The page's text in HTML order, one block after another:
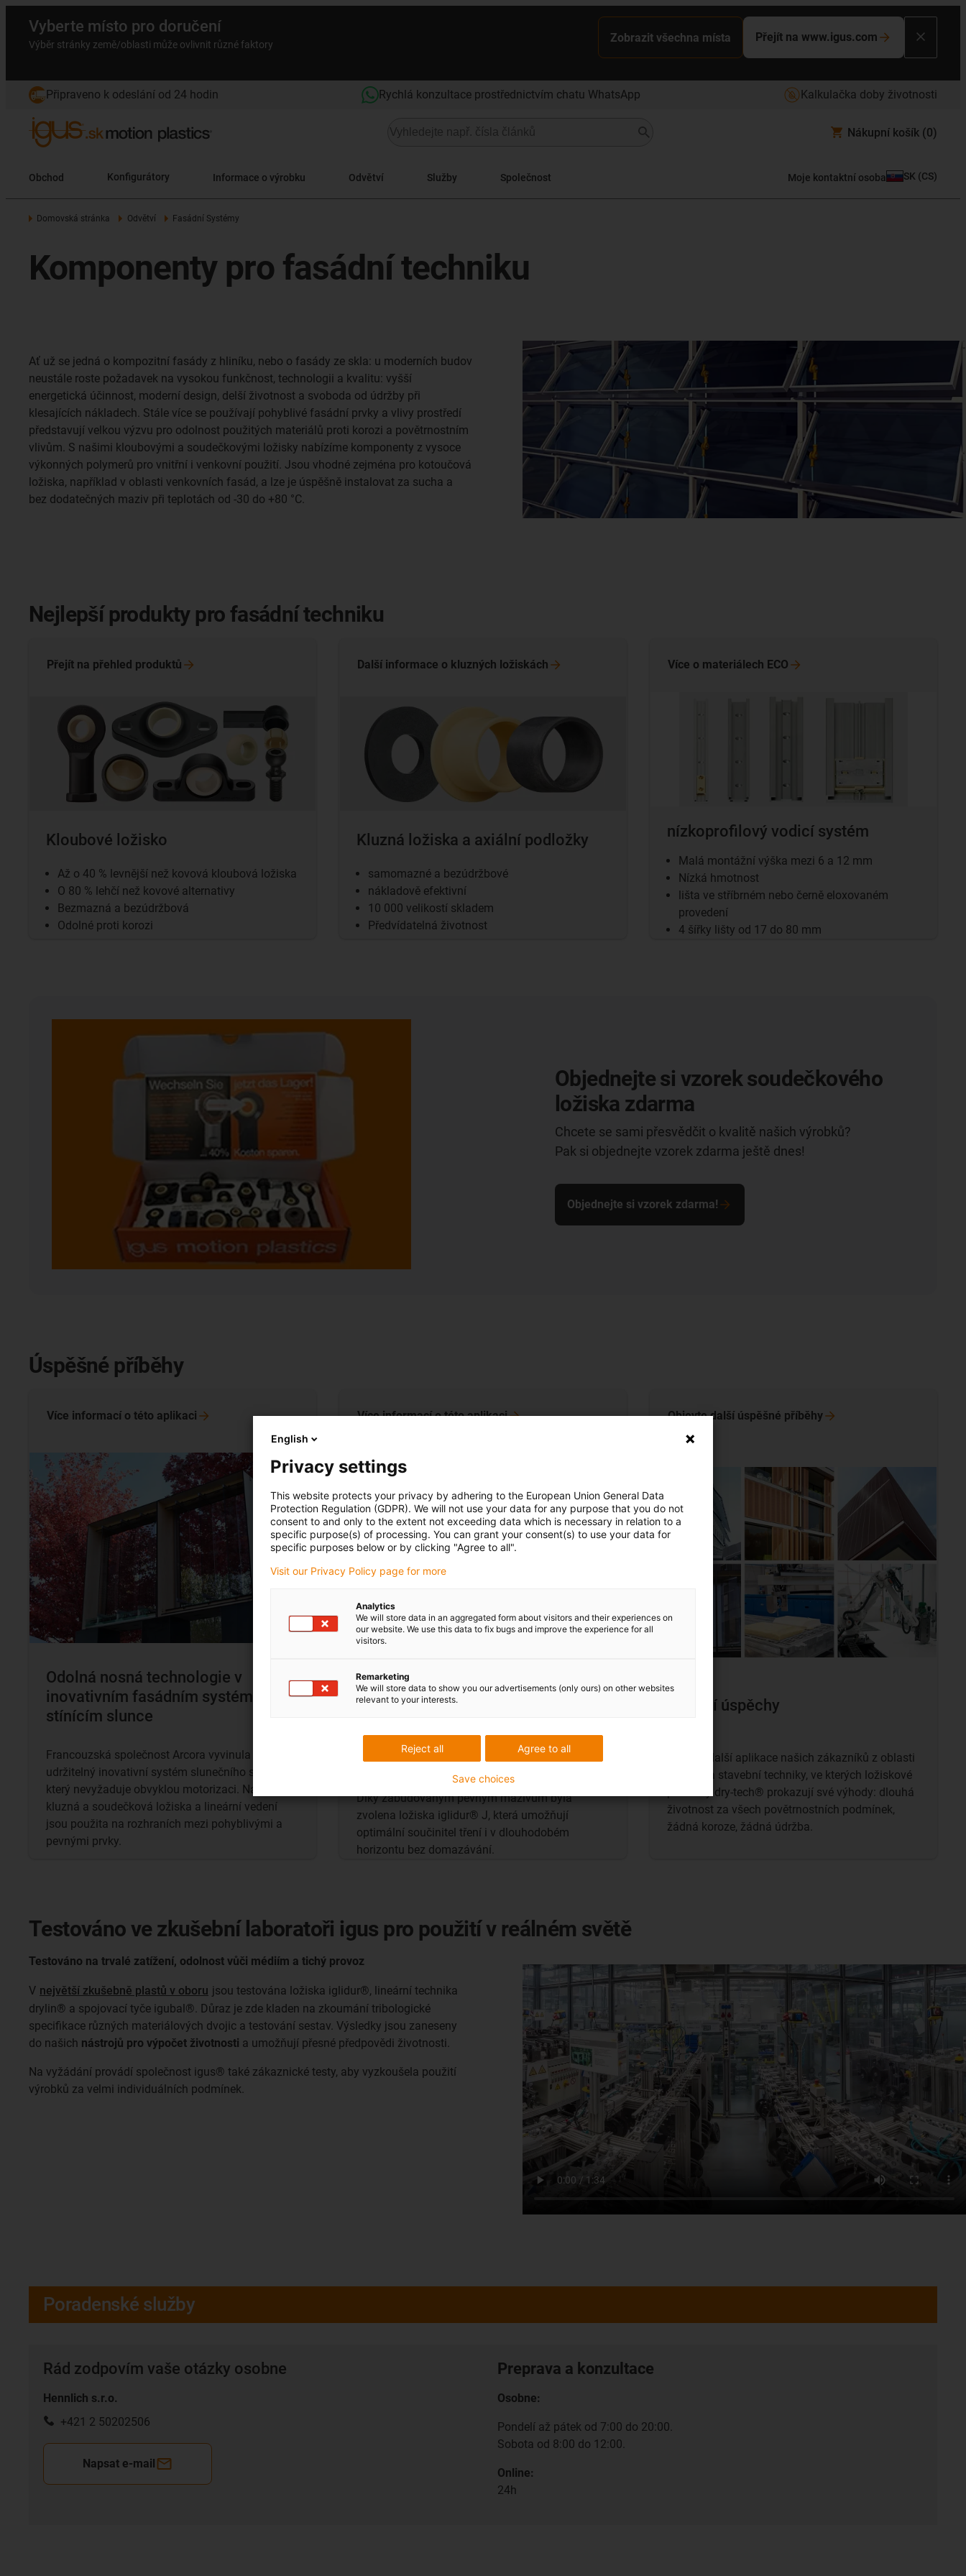
Vyberte místo pro doručení
Výběr stránky země/oblasti může ovlivnit různé faktory
Zobrazit všechna místa Přejít na www.igus.com
Připraveno k odeslání od 24 hodin Rychlá konzultace prostřednictvím chatu WhatsApp Kalkulačka doby životnosti
Nákupní košík (0)
Obchod Konfigurátory Informace o výrobku Odvětví Služby Společnost Moje kontaktní osoba SK (CS)
Domovská stránka Odvětví Fasádní Systémy
Komponenty pro fasádní techniku
Ať už se jedná o kompozitní fasády z hliníku, nebo o fasády ze skla: u moderních budov
neustále roste požadavek na vysokou funkčnost, technologii a kvalitu: vyšší
energetická účinnost, moderní design, delší životnost a svoboda od údržby při
klesajících nákladech. Stále více se používají pohyblivé fasádní prvky a vlivy prostředí
představují velkou výzvu pro odolnost použitých materiálů proti korozi a povětrnostním
vlivům. S našimi kloubovými a soudečkovými ložisky nabízíme komponenty z vysoce
výkonných polymerů pro vnitřní i venkovní použití. Jsou vhodné zejména pro kotoučová
ložiska, například v oblasti venkovních fasád, a lze je úspěšně instalovat za sucha a
bez dodatečných maziv při teplotách od -30 do +80 °C.
Nejlepší produkty pro fasádní techniku
Kloubové ložisko
Až o 40 % levnější než kovová kloubová ložiska
O 80 % lehčí než kovové alternativy
Bezmazná a bezúdržbová
Odolné proti korozi
Přejít na přehled produktů
Kluzná ložiska a axiální podložky
samomazné a bezúdržbové
nákladově efektivní
10 000 velikostí skladem
Předvídatelná životnost
Další informace o kluzných ložiskách
nízkoprofilový vodicí systém
Malá montážní výška mezi 6 a 12 mm
Nízká hmotnost
lišta ve stříbrném nebo černě eloxovaném
provedení
4 šířky lišty od 17 do 80 mm
Více o materiálech ECO
Objednejte si vzorek soudečkového
ložiska zdarma
Chcete se sami přesvědčit o kvalitě našich výrobků?
Pak si objednejte vzorek zdarma ještě dnes!
Objednejte si vzorek zdarma!
Úspěšné příběhy
Odolná nosná technologie v
inovativním fasádním systému
stínícím slunce
Francouzská společnost Arcora vyvinula
udržitelný inovativní systém slunečního stínění,
který nevyžaduje obvyklou motorizaci. Naše
kluzná a soudečková ložiska a lineární vedení
jsou použita na rozhraních mezi pohyblivými a
pevnými prvky.
Více informací o této aplikaci
protisluneční lamely 1028 v
technickém středisku společnosti
Aby se minimalizovalo zatížení po montáži vnější
fasády, byla pro otočné body svislých lamel
požadována bezúdržbová ložisková technologie.
Díky zabudovaným pevným mazivům byla
zvolena ložiska iglidur® J, která umožňují
optimální součinitel tření i v dlouhodobém
horizontu bez domazávání.
Více informací o tétoaplikaci
... další úspěchy
Objevte další aplikace našich zákazníků z oblasti
fasádní a stavební techniky, ve kterých ložiskové
produkty dry-tech® prokazují své výhody: dlouhá
životnost za všech povětrnostních podmínek,
žádná koroze, žádná údržba.
Objevte další úspěšné příběhy
Testováno ve zkušební laboratoři igus pro použití v reálném světě
Testováno na trvalé zatížení, odolnost vůči médiím a tichý provoz
V největší zkušebně plastů v oboru jsou testována ložiska iglidur®, lineární technika
drylin® a spojovací tyče igubal®. Důraz je zde kladen na zkoumání tribologické
specifikace různých materiálových dvojic a testování sestav. Výsledky jsou zaneseny
do našich nástrojů pro výpočet životnosti a umožňují přesné předpovědi životnosti.
Na vyžádání provádí společnost igus® také zákaznické testy, aby vyzkoušela použití
výrobků za velmi individuálních podmínek.
Poradenské služby
Rád zodpovím vaše otázky osobne
Hennlich s.r.o.
+421 2 50202506
Napsat e-mail
Preprava a konzultace
Osobne:
Pondelí až pátek od 7:00 do 20:00.
Sobota od 8:00 do 12:00.
Online:
24h
English
Privacy settings
This website protects your privacy by adhering to the European Union General Data
Protection Regulation (GDPR). We will not use your data for any purpose that you do not
consent to and only to the extent not exceeding data which is necessary in relation to a
specific purpose(s) of processing. You can grant your consent(s) to use your data for
specific purposes below or by clicking "Agree to all".
Visit our Privacy Policy page for more
Analytics
We will store data in an aggregated form about visitors and their experiences on
our website. We use this data to fix bugs and improve the experience for all
visitors.
Remarketing
We will store data to show you our advertisements (only ours) on other websites
relevant to your interests.
Agree to all
Reject all
Save choices